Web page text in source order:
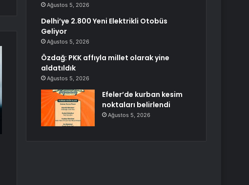
Ağustos 5, 2026
Delhi’ye 2.800 Yeni Elektrikli Otobüs
Geliyor
Ağustos 5, 2026
Özdağ: PKK affıyla millet olarak yine
aldatıldık
Ağustos 5, 2026
Efeler’de kurban kesim
noktaları belirlendi
Ağustos 5, 2026